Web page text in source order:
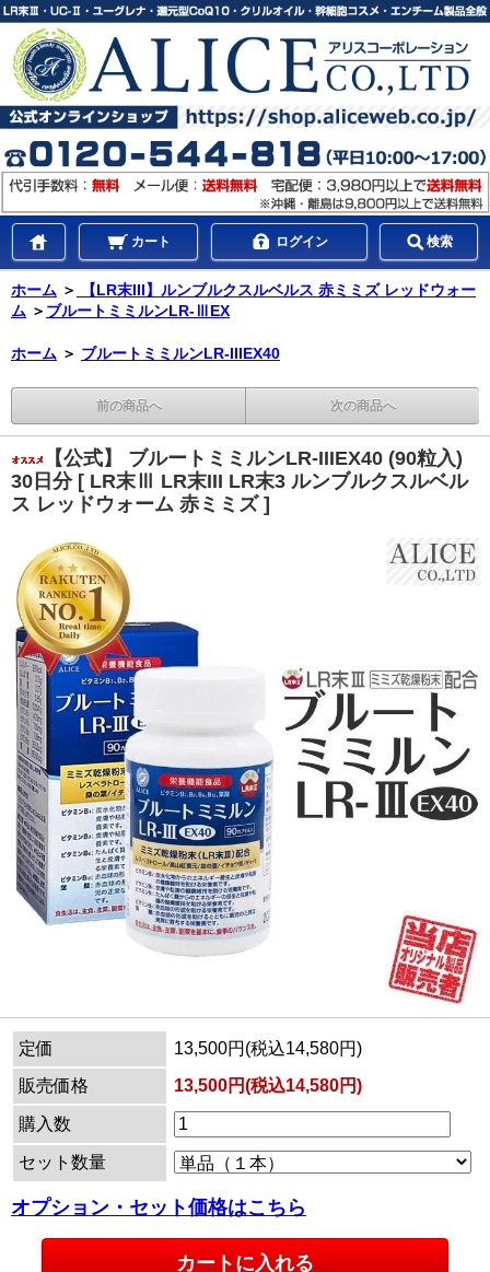
カート ログイン 検索
ホーム ＞
【LR末III】ルンブルクスルベルス 赤ミミズ レッドウォー
ム ＞ ブルートミミルンLR-ⅢEX
ホーム ＞ ブルートミミルンLR-IIIEX40
前の商品へ 次の商品へ
【公式】 ブルートミミルンLR-IIIEX40 (90粒入)
30日分 [ LR末Ⅲ LR末III LR末3 ルンブルクスルベル
ス レッドウォーム 赤ミミズ ]
定価
13,500円(税込14,580円)
販売価格
13,500円(税込14,580円)
購入数
セット数量
オプション・セット価格はこちら